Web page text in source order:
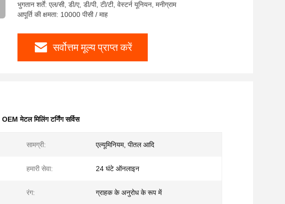
भुगतान शर्तें: एल/सी, डी/ए, डी/पी, टी/टी, वेस्टर्न यूनियन, मनीग्राम
आपूर्ति की क्षमता: 10000 पीसी / माह
सर्वोत्तम मूल्य प्राप्त करें
OEM मेटल मिलिंग टर्निंग सर्विस
सामग्री: एल्यूमिनियम, पीतल आदि
हमारी सेवा: 24 घंटे ऑनलाइन
रंग: ग्राहक के अनुरोध के रूप में